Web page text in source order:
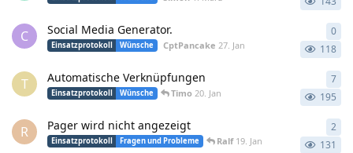
C Social Media Generator.
Einsatzprotokoll Wünsche CptPancake 27. Jan 118
0
T Automatische Verknüpfungen
Einsatzprotokoll Wünsche Timo 20. Jan 195
7
R Pager wird nicht angezeigt
Einsatzprotokoll Fragen und Probleme Ralf 19. Jan 131
2